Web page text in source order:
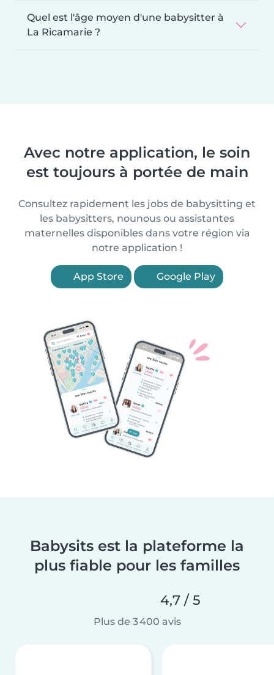
Quel est l'âge moyen d'une babysitter à
La Ricamarie ?
Avec notre application, le soin
est toujours à portée de main
Consultez rapidement les jobs de babysitting et
les babysitters, nounous ou assistantes
maternelles disponibles dans votre région via
notre application !
App Store Google Play
Babysits est la plateforme la
plus fiable pour les familles
4,7 / 5
Plus de 3 400 avis